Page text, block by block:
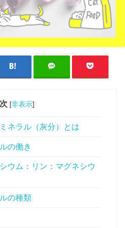
[非表示]
ネラル（灰分）とは
の働き
ウム：リン：マグネシウ
の種類